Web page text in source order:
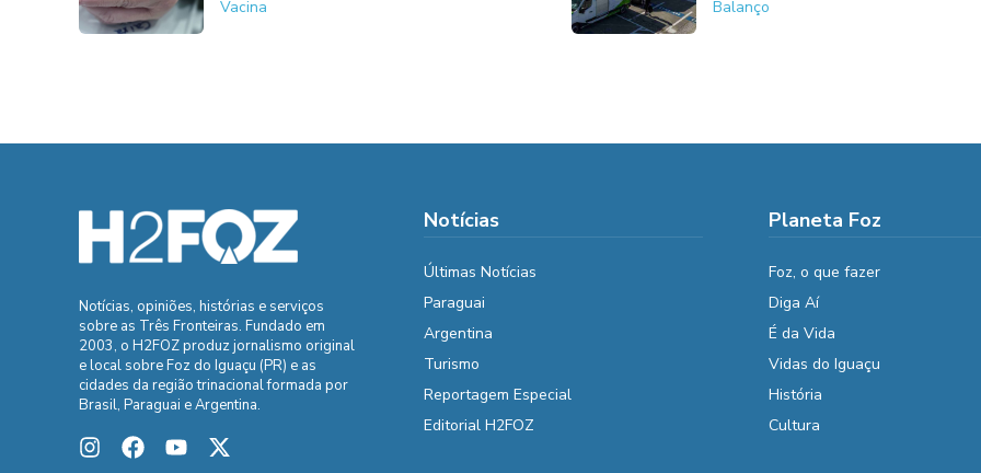
Vacina Balanço
Notícias, opiniões, histórias e serviços
sobre as Três Fronteiras. Fundado em
2003, o H2FOZ produz jornalismo original
e local sobre Foz do Iguaçu (PR) e as
cidades da região trinacional formada por
Brasil, Paraguai e Argentina.
Notícias
Últimas Notícias
Paraguai
Argentina
Turismo
Reportagem Especial
Editorial H2FOZ
Planeta Foz
Foz, o que fazer
Diga Aí
É da Vida
Vidas do Iguaçu
História
Cultura